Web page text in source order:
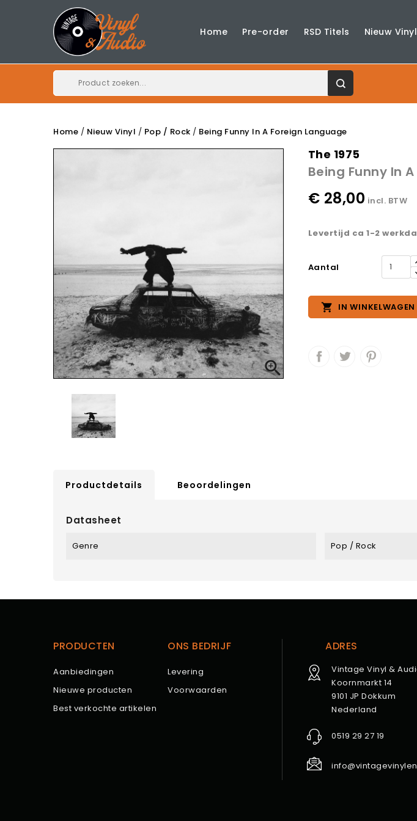
Home Pre-order RSD Titels Nieuw Vinyl
Home Nieuw Vinyl Pop / Rock Being Funny In A Foreign Language

The 1975
Being Funny In
€ 28,00 incl. BTW
Levertijd ca 1-2
Aantal
 IN WINKELWAGEN
Productdetails Beoordelingen
Datasheet
Genre Pop / Rock
PRODUCTEN
Aanbiedingen
Nieuwe producten
Best verkochte artikelen
ONS BEDRIJF
Levering
Voorwaarden
ADRES
Vintage Vinyl &
Koornmarkt 14
9101 JP Dokkum
Nederland
0519 29 27 19